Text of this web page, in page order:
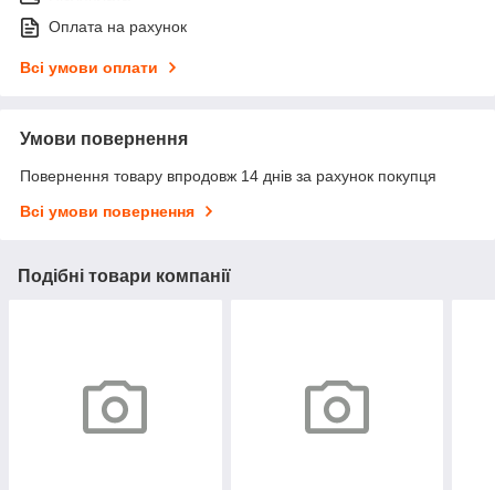
Оплата на рахунок
Всі умови оплати
Умови повернення
Повернення товару впродовж 14 днів за рахунок покупця
Всі умови повернення
Подібні товари компанії